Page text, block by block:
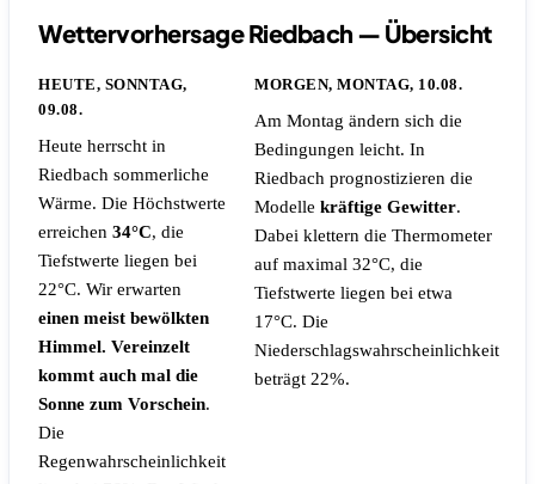
Wettervorhersage Riedbach — Übersicht
HEUTE, SONNTAG,
09.08.
Heute herrscht in
Riedbach sommerliche
Wärme. Die Höchstwerte
erreichen 34°C, die
Tiefstwerte liegen bei
22°C. Wir erwarten
einen meist bewölkten
Himmel. Vereinzelt
kommt auch mal die
Sonne zum Vorschein.
Die
Regenwahrscheinlichkeit
MORGEN, MONTAG, 10.08.
Am Montag ändern sich die
Bedingungen leicht. In
Riedbach prognostizieren die
Modelle kräftige Gewitter.
Dabei klettern die Thermometer
auf maximal 32°C, die
Tiefstwerte liegen bei etwa
17°C. Die
Niederschlagswahrscheinlichkeit
beträgt 22%.